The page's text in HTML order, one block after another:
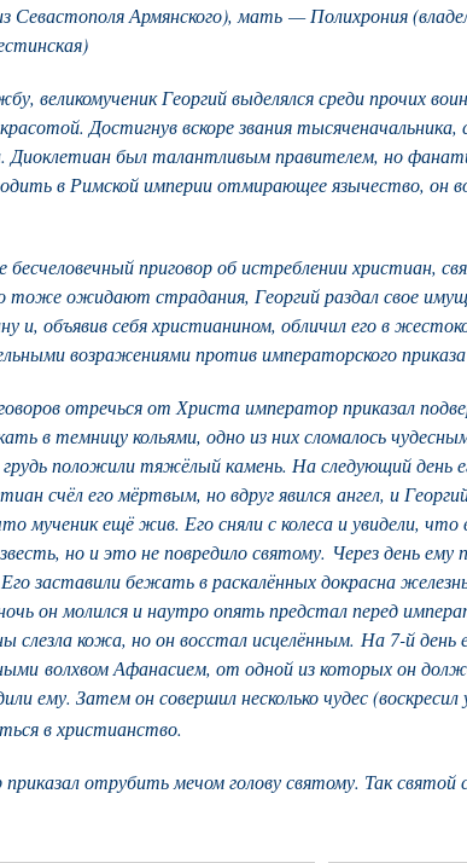
Севастополя Армянского), мать — Полихрония
великомученик Георгий выделялся среди прочих
Достигнув вскоре звания
Диоклетиан был талантливым правителем, но
в Римской империи отмирающее язычество, он
приговор об истреблении христиан,
тоже ожидают страдания, Георгий раздал свое
и, объявив себя христианином, обличил его в
возражениями против императорского
отречься от Христа император приказал
в темницу кольями, одно из них сломалось
грудь положили тяжёлый камень. На следующий день
счёл его мёртвым, но вдруг явился ангел, и
мученик ещё жив. Его сняли с колеса и увидели, что
но и это не повредило святому. Через день ему
заставили бежать в раскалённых докрасна
он молился и наутро опять предстал перед
кожа, но он восстал исцелённым. На 7-й день
волхвом Афанасием, от одной из которых он
ему. Затем он совершил несколько чудес
в христианство.
отрубить мечом голову святому. Так